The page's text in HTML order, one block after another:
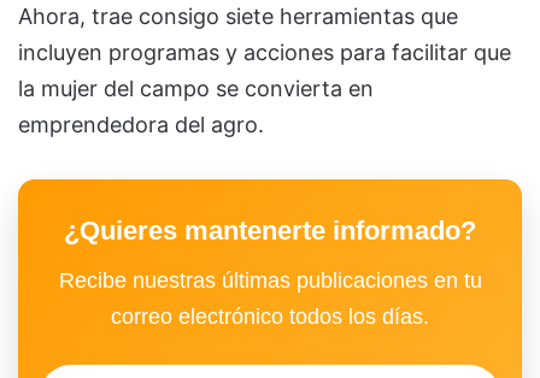
Ahora, trae consigo siete herramientas que
incluyen programas y acciones para facilitar que
la mujer del campo se convierta en
emprendedora del agro.
¿Quieres mantenerte informado?
Recibe nuestras últimas publicaciones en tu
correo electrónico todos los días.